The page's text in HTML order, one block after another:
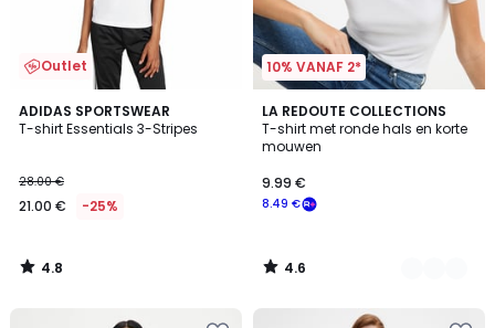
Outlet
ADIDAS SPORTSWEAR
T-shirt Essentials 3-Stripes
28.00 €
21.00 € -25%
4.8
/ 5
4.8
/
10% VANAF 2*
LA REDOUTE COLLECTIONS
T-shirt met ronde hals en korte
mouwen
8.49 €
9.99 €
4.6
/ 5
2
Kleuren
4.6
/